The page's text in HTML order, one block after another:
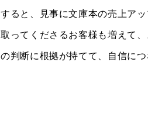
すると、見事に文庫本の売上ア
取ってくださるお客様も増えて
の判断に根拠が持てて、自信につ